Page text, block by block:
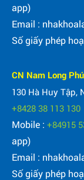
app)
Email :
Số giấy phép
CN Nam Long
130 Hà Huy Tập,
+8428 38 113 130
Mobile : +84915
app)
Email :
Số giấy phép